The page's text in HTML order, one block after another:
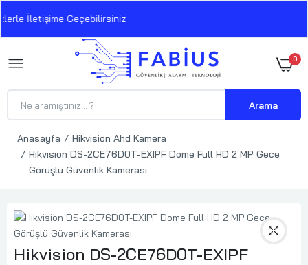
İletişime Geçebilirsiniz
0
Arama
Anasayfa
Hikvision Ahd Kamera
Hikvision DS-2CE76D0T-EXIPF Dome Full HD 2 MP Gece
Görüşlü Güvenlik Kamerası
Hikvision DS-2CE76D0T-EXIPF